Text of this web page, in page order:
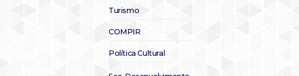
Turismo
COMPIR
Política Cultural